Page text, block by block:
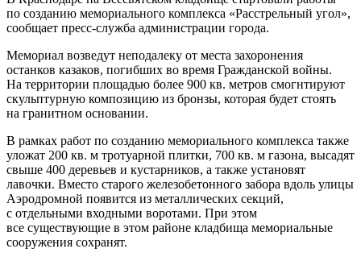
по созданию мемориального комплекса «Расстрельный угол»,
сообщает пресс-служба администрации города.
Мемориал возведут неподалеку от места захоронения
останков казаков, погибших во время Гражданской войны.
На территории площадью более 900 кв. метров смогнтируют
скульптурную композицию из бронзы, которая будет стоять
на гранитном основании.
В рамках работ по созданию мемориального комплекса также
уложат 200 кв. м тротуарной плитки, 700 кв. м газона, высадят
свыше 400 деревьев и кустарников, а также установят
лавочки. Вместо старого железобетонного забора вдоль улицы
Аэродромной появится из металлических секций,
с отдельными входными воротами. При этом
все существующие в этом районе кладбища мемориальные
сооружения сохранят.